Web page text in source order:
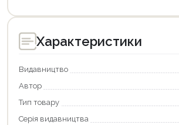
Характеристики
Видавництво
Автор
Тип товару
Серія видавництва